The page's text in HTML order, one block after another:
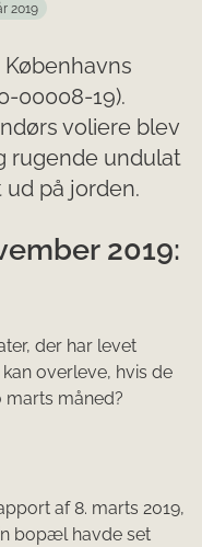
2019
Københavns
00008-19).
voliere blev
rugende undulat
på jorden.
2019:
der har levet
overleve, hvis de
måned?
af 8. marts 2019,
bopæl havde set